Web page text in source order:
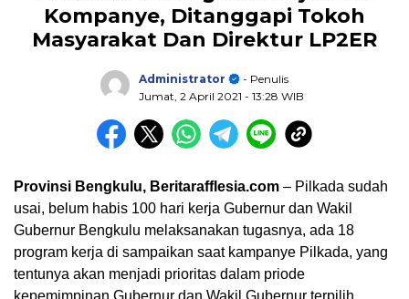
Kompanye, Ditanggapi Tokoh
Masyarakat Dan Direktur LP2ER
Administrator
- Penulis
Jumat, 2 April 2021 - 13:28 WIB
Provinsi Bengkulu, Beritarafflesia.com – Pilkada sudah
usai, belum habis 100 hari kerja Gubernur dan Wakil
Gubernur Bengkulu melaksanakan tugasnya, ada 18
program kerja di sampaikan saat kampanye Pilkada, yang
tentunya akan menjadi prioritas dalam priode